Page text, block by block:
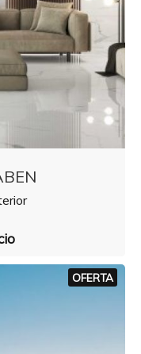
OFERTA